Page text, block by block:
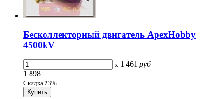
Бесколлекторный двигатель ApexHobby
4500kV
x 1 461 руб
1 898
Скидка 23%